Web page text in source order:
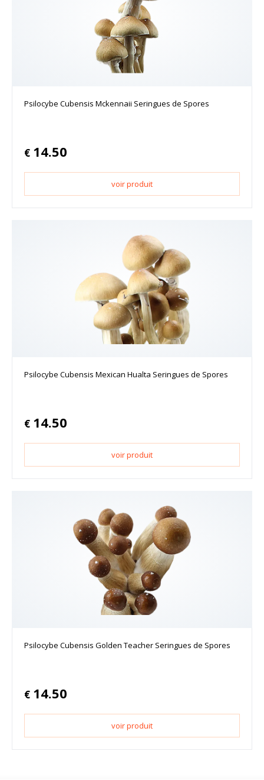
Psilocybe Cubensis Mckennaii Seringues de Spores
€ 14.50
voir produit
Psilocybe Cubensis Mexican Hualta Seringues de Spores
€ 14.50
voir produit
Psilocybe Cubensis Golden Teacher Seringues de Spores
€ 14.50
voir produit